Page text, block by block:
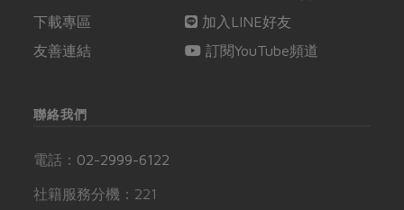
下載專區
友善連結
加入LINE好友
訂閱YouTube頻道
聯絡我們
電話： 02-2999-6122
社籍服務分機：221